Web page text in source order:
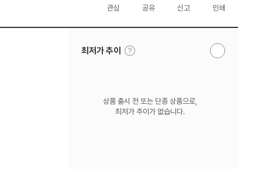
관심 공유 신고 인쇄
최저가 추이
툴
팁
알
상품 출시 전 또는 단종 상품으로,
최저가 추이가 없습니다.